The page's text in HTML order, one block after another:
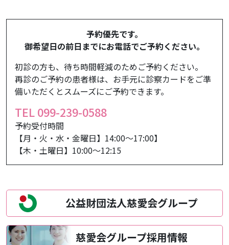
予約優先です。
御希望日の前日までにお電話でご予約ください。
初診の方も、待ち時間軽減のためご予約ください。
再診のご予約の患者様は、お手元に診察カードをご準
備いただくとスムーズにご予約できます。
TEL 099-239-0588
予約受付時間
【月・火・水・金曜日】14:00～17:00】
【木・土曜日】10:00～12:15
公益財団法人慈愛会グループ
慈愛会グループ採用情報